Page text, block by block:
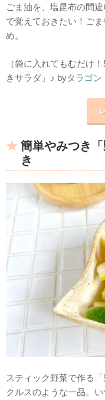
ごま油を、塩昆布の間
で覚えておきたい！ご
め。
（袋に入れてもむだけ
きサラダ」♪ byタラゴン
簡単やみつき
き
スティック野菜で作る
クルスのような一品。